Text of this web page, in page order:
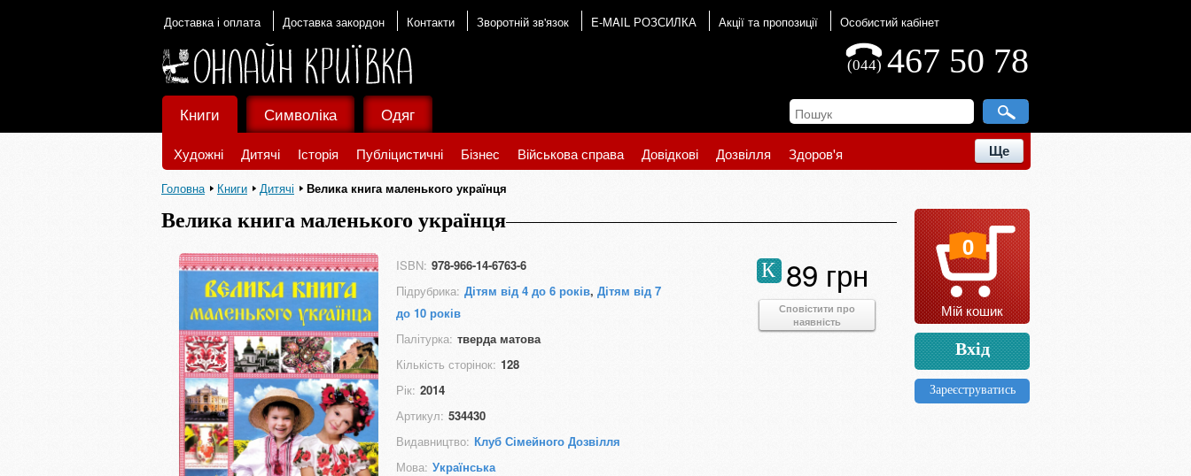
Доставка і оплата Доставка закордон Контакти Зворотній зв'язок E-MAIL РОЗСИЛКА Акції та пропозиції Особистий кабінет
467 50 78
(044)
Книги
Художні Дитячі Історія Публіцистичні Бізнес Військова справа Довідкові Дозвілля Здоров'я Ще
Символіка Одяг
Головна Книги Дитячі Велика книга маленького українця
Велика книга маленького українця
ISBN: 978-966-14-6763-6
Підрубрика: Дітям від 4 до 6 років, Дітям від 7
до 10 років
Палітурка: тверда матова
Кількість сторінок: 128
Рік: 2014
Артикул: 534430
Видавництво: Клуб Сімейного Дозвілля
Мова: Українська
89 грн
К
Сповістити про
наявність
0
Мій кошик
Вхід
Зареєструватись